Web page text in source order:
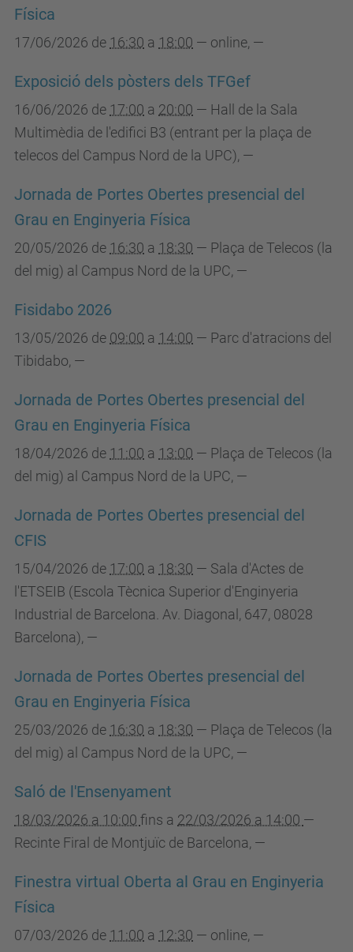
Física
17/06/2026 de 16:30 a 18:00 — online, —
Exposició dels pòsters dels TFGef
16/06/2026 de 17:00 a 20:00 — Hall de la Sala
Multimèdia de l'edifici B3 (entrant per la plaça de
telecos del Campus Nord de la UPC), —
Jornada de Portes Obertes presencial del
Grau en Enginyeria Física
20/05/2026 de 16:30 a 18:30 — Plaça de Telecos (la
del mig) al Campus Nord de la UPC, —
Fisidabo 2026
13/05/2026 de 09:00 a 14:00 — Parc d'atracions del
Tibidabo, —
Jornada de Portes Obertes presencial del
Grau en Enginyeria Física
18/04/2026 de 11:00 a 13:00 — Plaça de Telecos (la
del mig) al Campus Nord de la UPC, —
Jornada de Portes Obertes presencial del
CFIS
15/04/2026 de 17:00 a 18:30 — Sala d'Actes de
l'ETSEIB (Escola Tècnica Superior d'Enginyeria
Industrial de Barcelona. Av. Diagonal, 647, 08028
Barcelona), —
Jornada de Portes Obertes presencial del
Grau en Enginyeria Física
25/03/2026 de 16:30 a 18:30 — Plaça de Telecos (la
del mig) al Campus Nord de la UPC, —
Saló de l'Ensenyament
18/03/2026 a 10:00 fins a 22/03/2026 a 14:00 —
Recinte Firal de Montjuïc de Barcelona, —
Finestra virtual Oberta al Grau en Enginyeria
Física
07/03/2026 de 11:00 a 12:30 — online, —